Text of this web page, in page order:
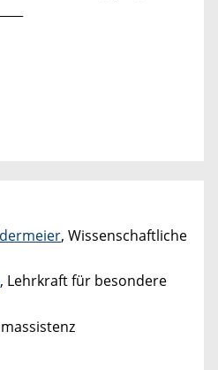
, Wissenschaftliche
, Lehrkraft für besondere